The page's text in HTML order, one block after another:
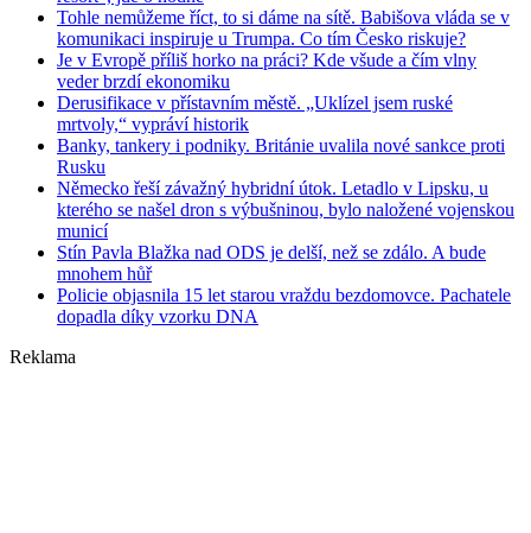
Tohle nemůžeme říct, to si dáme na sítě. Babišova vláda se v
komunikaci inspiruje u Trumpa. Co tím Česko riskuje?
Je v Evropě příliš horko na práci? Kde všude a čím vlny
veder brzdí ekonomiku
Derusifikace v přístavním městě. „Uklízel jsem ruské
mrtvoly,“ vypráví historik
Banky, tankery i podniky. Británie uvalila nové sankce proti
Rusku
Německo řeší závažný hybridní útok. Letadlo v Lipsku, u
kterého se našel dron s výbušninou, bylo naložené vojenskou
municí
Stín Pavla Blažka nad ODS je delší, než se zdálo. A bude
mnohem hůř
Policie objasnila 15 let starou vraždu bezdomovce. Pachatele
dopadla díky vzorku DNA
Reklama